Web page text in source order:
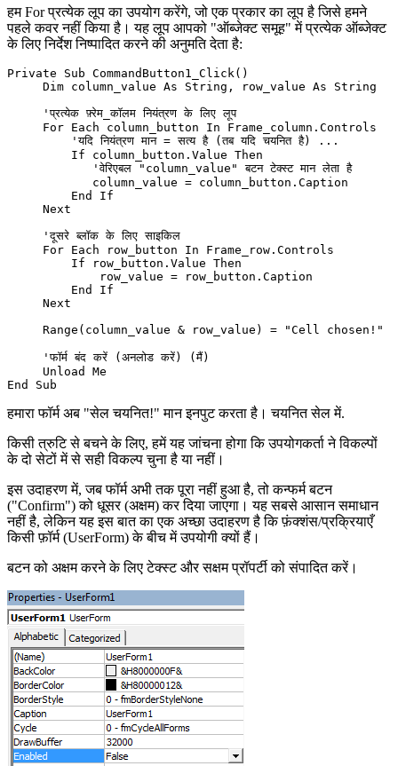
हम For प्रत्येक लूप का उपयोग करेंगे, जो एक प्रकार का लूप है जिसे हमने
पहले कवर नहीं किया है। यह लूप आपको "ऑब्जेक्ट समूह" में प्रत्येक ऑब्जेक्ट
के लिए निर्देश निष्पादित करने की अनुमति देता है:
Private Sub CommandButton1_Click()
     Dim column_value As String, row_value As String
     'प्रत्येक फ़्रेम_कॉलम नियंत्रण के लिए लूप
     For Each column_button In Frame_column.Controls
         'यदि नियंत्रण मान = सत्य है (तब यदि चयनित है) ...
         If column_button.Value Then
            'वेरिएबल "column_value" बटन टेक्स्ट मान लेता है
            column_value = column_button.Caption
         End If
     Next
     'दूसरे ब्लॉक के लिए साइकिल
     For Each row_button In Frame_row.Controls
         If row_button.Value Then
             row_value = row_button.Caption
         End If
     Next
Range(column_value & row_value) = "Cell chosen!"
     'फॉर्म बंद करें (अनलोड करें) (मैं)
     Unload Me
हमारा फॉर्म अब "सेल चयनित!" मान इनपुट करता है। चयनित सेल में.
किसी त्रुटि से बचने के लिए, हमें यह जांचना होगा कि उपयोगकर्ता ने विकल्पों
के दो सेटों में से सही विकल्प चुना है या नहीं।
इस उदाहरण में, जब फॉर्म अभी तक पूरा नहीं हुआ है, तो कन्फर्म बटन
("Confirm") को धूसर (अक्षम) कर दिया जाएगा। यह सबसे आसान समाधान
नहीं है, लेकिन यह इस बात का एक अच्छा उदाहरण है कि फ़ंक्शंस/प्रक्रियाएँ
किसी फ़ॉर्म (UserForm) के बीच में उपयोगी क्यों हैं।
बटन को अक्षम करने के लिए टेक्स्ट और सक्षम प्रॉपर्टी को संपादित करें।